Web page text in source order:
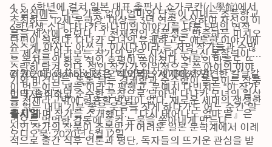
4, 5, 6학년에 걸쳐 일본 대표 출판사 쇼가쿠칸(小學館)에서
주최하는 ‘12세 문학상’ 대상을 3년 연속 수상하며 자신의 이
름을 세상에 알렸다. 그 천재적인 작품성을 반증하듯 미치오
슈스케, 아사노 아쓰코, 이시다 이라 등 저명 작가들과 수많
은 독자들의 환호 섞인 호평이 쏟아졌다. 언론의 반응도 뜨
거웠는데, 아사히신문은 “책이라는 세계에서 발견한 칼날같
이 번뜩이는 재능”이라고 평했고, 문예지 다빈치는 “이 작가
를 천재라고밖에 형용할 방법이 없다. 새로운 세대의 생생한
필치”라며 작가를 소개했다. 『다시 태어나도 엄마 딸』은
신인 작가의 작품이 주목받기 어려운 일본 문학계에서 이례
적으로 출간 직후 언론과 평단, 독자들의 뜨거운 관심을 받
소설집에는 다른 가족 없이 엄마와 단둘이 지내는 초등학교
6학년생 소녀 다나카 하나미의 이야기를 다룬 5편의 연작
단편이 실렸다. 다나카 모녀의 유쾌하고도 애틋한 이야기에
는 세상을 바라보는 작가의 맑은 시선과 눈부신 통찰력이 고
스란히 담겨 있다. 성인 작가가 인위적으로 쓴 아이의 이야
기와 비견되는, 통통 튀는 경쾌함과 순수함이 돋보이는 작품
이다. 솔직하고 순수한 문장으로 담아낸 다나카 모녀의 일상
은 읽는 내내 기분 좋은 웃음을 짓게 하다가도 어느 순간 밀
려오는 먹먹한 감동에 울컥 눈물을 쏟아내게 만든다.
© 2020 dasanbooks (오디오북): 9791130629711
번역자: 이소담
출시일
오디오북: 2020년 5월 12일